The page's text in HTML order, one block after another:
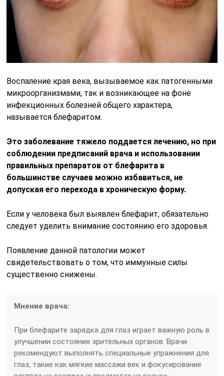
Воспаление края века, вызываемое как патогенными
микроорганизмами, так и возникающее на фоне
инфекционных болезней общего характера,
называется блефаритом.
Это заболевание тяжело поддается лечению, но при
соблюдении предписаний врача и использовании
правильных препаратов от блефарита в
большинстве случаев можно избавиться, не
допуская его перехода в хроническую форму.
Если у человека был выявлен блефарит, обязательно
следует уделить внимание состоянию его здоровья.
Появление данной патологии может
свидетельствовать о том, что иммунные силы
существенно снижены.
Мнение врача:
При блефарите зарядка для глаз играет важную роль в
улучшении состояния зрительных органов. Врачи
рекомендуют выполнять специальные упражнения для
глаз, такие как мягкие массажи век и фокусирование